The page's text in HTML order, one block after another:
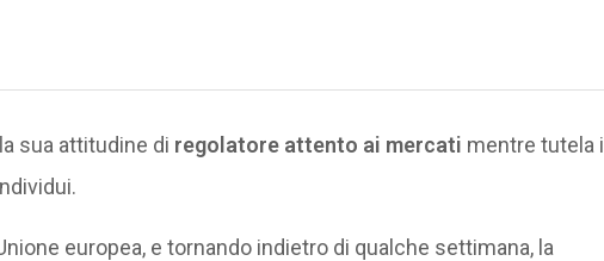
sua attitudine di regolatore attento ai mercati mentre tutela i
europea, e tornando indietro di qualche settimana, la